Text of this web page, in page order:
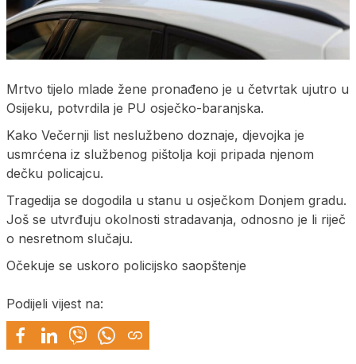
Mrtvo tijelo mlade žene pronađeno je u četvrtak ujutro u
Osijeku, potvrdila je PU osječko-baranjska.
Kako Večernji list neslužbeno doznaje, djevojka je
usmrćena iz službenog pištolja koji pripada njenom
dečku policajcu.
Tragedija se dogodila u stanu u osječkom Donjem gradu.
Još se utvrđuju okolnosti stradavanja, odnosno je li riječ
o nesretnom slučaju.
Očekuje se uskoro policijsko saopštenje
Podijeli vijest na: